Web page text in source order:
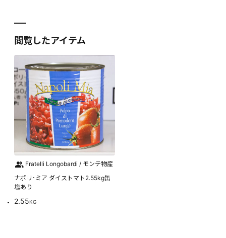
閲覧したアイテム
Fratelli Longobardi / モンテ物産
ナポリ･ミア ダイストマト2.55kg缶
塩あり
2.55KG